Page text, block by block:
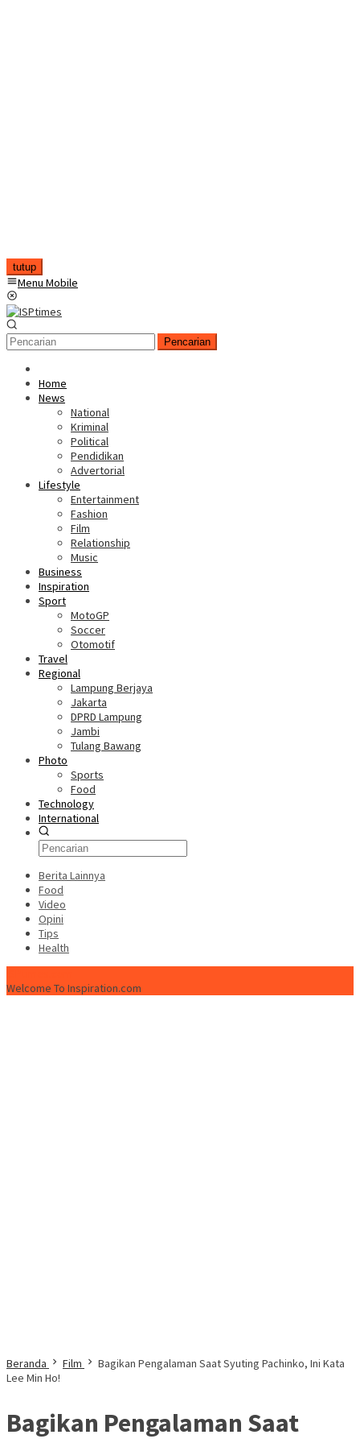
tutup
Menu Mobile
Pencarian
Home
News
National
Kriminal
Political
Pendidikan
Advertorial
Lifestyle
Entertainment
Fashion
Film
Relationship
Music
Business
Inspiration
Sport
MotoGP
Soccer
Otomotif
Travel
Regional
Lampung Berjaya
Jakarta
DPRD Lampung
Jambi
Tulang Bawang
Photo
Sports
Food
Technology
International
Berita Lainnya
Food
Video
Opini
Tips
Health
Welcome To Inspiration.com
Beranda Film
Bagikan Pengalaman Saat Syuting Pachinko, Ini Kata
Lee Min Ho!
Bagikan Pengalaman Saat